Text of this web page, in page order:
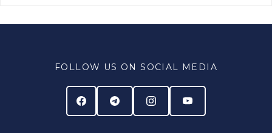
FOLLOW US ON SOCIAL MEDIA